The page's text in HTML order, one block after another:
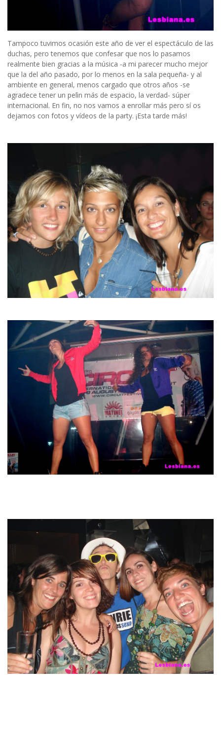
Tampoco tuvimos ocasión este año de ver el espectáculo de las
duchas, pero tenemos que confesar que nos lo pasamos
realmente bien gracias a la música -a mi parecer mucho mejor
que la del año pasado, por lo menos en la sala pequeña- y al
ambiente en general, menos cargado que otros años -se
agradece tener un pelìn más de espacio, la verdad- súper
internacional. En fin, no nos vamos a enrollar más pero sí os
dejamos con fotos y vídeos de la party. ¡Esta tarde más!